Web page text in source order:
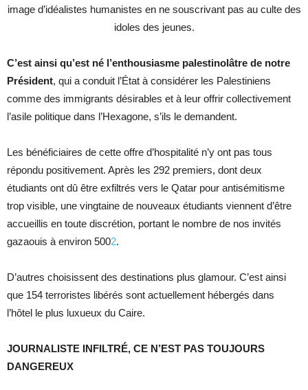
image d’idéalistes humanistes en ne souscrivant pas au culte des
idoles des jeunes.
C’est ainsi qu’est né l’enthousiasme palestinolâtre de notre
Président, qui a conduit l’État à considérer les Palestiniens
comme des immigrants désirables et à leur offrir collectivement
l’asile politique dans l’Hexagone, s’ils le demandent.
Les bénéficiaires de cette offre d’hospitalité n’y ont pas tous
répondu positivement. Après les 292 premiers, dont deux
étudiants ont dû être exfiltrés vers le Qatar pour antisémitisme
trop visible, une vingtaine de nouveaux étudiants viennent d’être
accueillis en toute discrétion, portant le nombre de nos invités
gazaouis à environ 5002.
D’autres choisissent des destinations plus glamour. C’est ainsi
que 154 terroristes libérés sont actuellement hébergés dans
l’hôtel le plus luxueux du Caire.
JOURNALISTE INFILTRÉ, CE N’EST PAS TOUJOURS
DANGEREUX